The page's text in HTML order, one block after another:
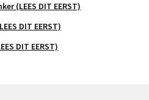
(LEES DIT EERST)
DIT EERST)
DIT EERST)